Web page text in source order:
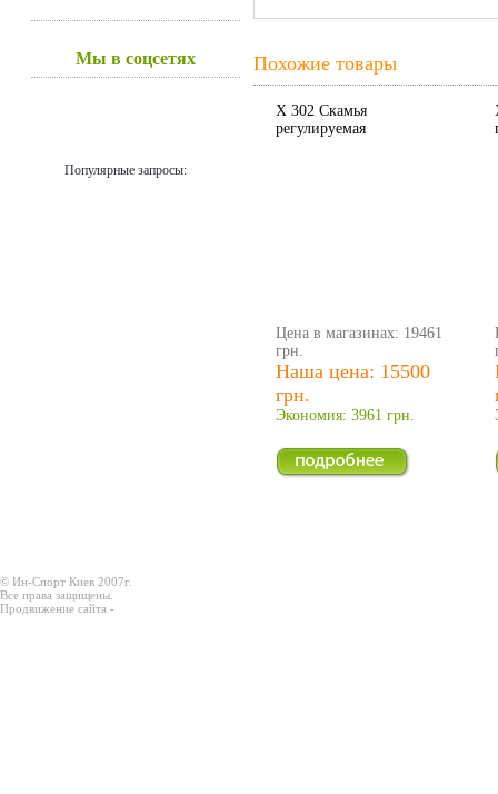
Мы в соцсетях
Популярные запросы:
Похожие товары
X 302 Скамья
регулируемая
Цена в магазинах: 19461
грн.
Наша цена: 15500
грн.
Экономия: 3961 грн.
© Ин-Спорт Киев 2007г.
Все права защищены.
Продвижение сайта -